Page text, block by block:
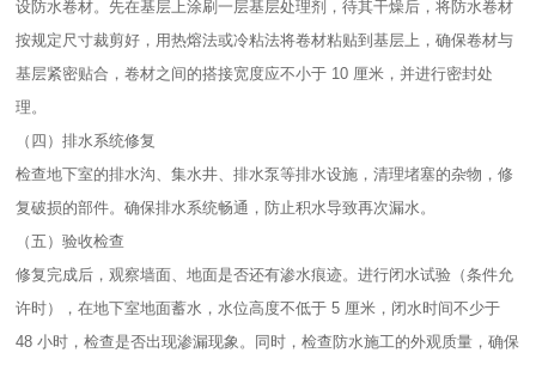
设防水卷材。先在基层上涂刷一层基层处理剂，待其干燥后，将防水卷材
按规定尺寸裁剪好，用热熔法或冷粘法将卷材粘贴到基层上，确保卷材与
基层紧密贴合，卷材之间的搭接宽度应不小于 10 厘米，并进行密封处
理。​
（四）排水系统修复​
检查地下室的排水沟、集水井、排水泵等排水设施，清理堵塞的杂物，修
复破损的部件。确保排水系统畅通，防止积水导致再次漏水。​
（五）验收检查​
修复完成后，观察墙面、地面是否还有渗水痕迹。进行闭水试验（条件允
许时），在地下室地面蓄水，水位高度不低于 5 厘米，闭水时间不少于
48 小时，检查是否出现渗漏现象。同时，检查防水施工的外观质量，确保